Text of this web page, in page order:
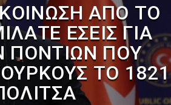
ΑΠΌ ΤΟ
ΕΣΕΊΣ ΓΙΑ
ΠΟΝΤΊΩΝ ΠΟΥ
ΤΟ 1821